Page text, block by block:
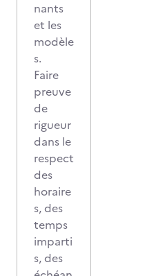
nants
et les
modèle
s.
Faire
preuve
de
rigueur
dans le
respect
des
horaire
s, des
temps
imparti
s, des